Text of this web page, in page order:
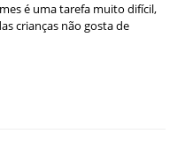
é uma tarefa muito difícil,
crianças não gosta de